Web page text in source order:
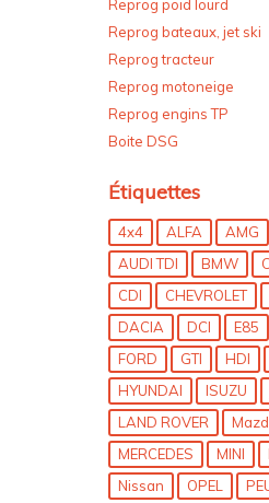
Reprog poid lourd
Reprog bateaux, jet ski
Reprog tracteur
Reprog motoneige
Reprog engins TP
Boite DSG
Étiquettes
4x4 ALFA AMG
AUDI TDI
BMW
CDI
CHEVROLET
DACIA
DCI E85
FORD
GTI HDI
HYUNDAI
ISUZU
LAND ROVER
MERCEDES
MINI
Nissan
OPEL